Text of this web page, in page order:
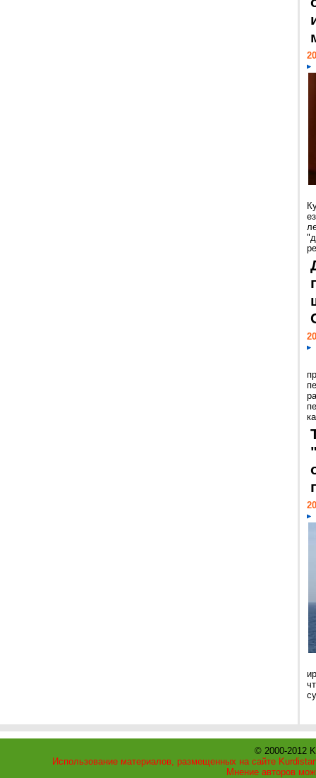
© 2000-2012
Использование материалов, размещенных на сайте
Мнение авторов